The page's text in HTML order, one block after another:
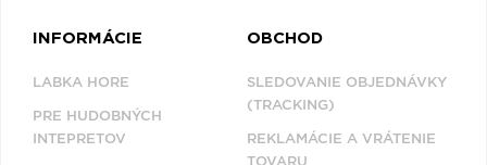
INFORMÁCIE
LABKA HORE
PRE HUDOBNÝCH
INTEPRETOV
OBCHOD
SLEDOVANIE OBJEDNÁVKY
(TRACKING)
REKLAMÁCIE A VRÁTENIE
TOVARU